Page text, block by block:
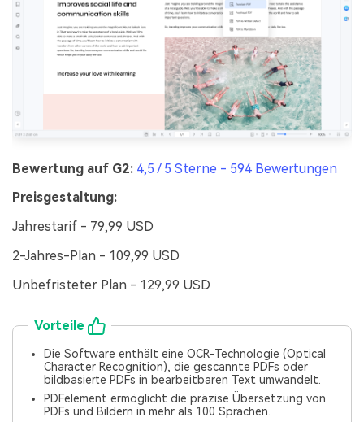
Bewertung auf G2: 4,5 / 5 Sterne - 594 Bewertungen
Preisgestaltung:
Jahrestarif - 79,99 USD
2-Jahres-Plan - 109,99 USD
Unbefristeter Plan - 129,99 USD
Vorteile
Die Software enthält eine OCR-Technologie (Optical
Character Recognition), die gescannte PDFs oder
bildbasierte PDFs in bearbeitbaren Text umwandelt.
PDFelement ermöglicht die präzise Übersetzung von
PDFs und Bildern in mehr als 100 Sprachen.